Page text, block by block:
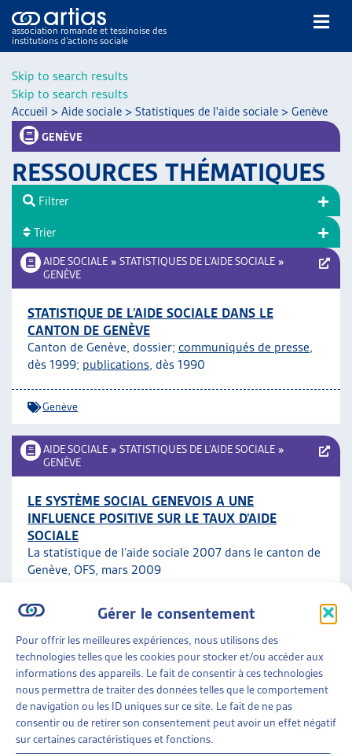
Skip to search results
Gérer le consentement
Pour offrir les meilleures expériences, nous utilisons des
technologies telles que les cookies pour stocker et/ou accéder aux
informations des appareils. Le fait de consentir à ces technologies
nous permettra de traiter des données telles que le comportement
de navigation ou les ID uniques sur ce site. Le fait de ne pas
consentir ou de retirer son consentement peut avoir un effet négatif
sur certaines caractéristiques et fonctions.
Skip to search results
association romande et tessinoise des
institutions d’actions sociale
NOS PUBLICATIONS
DOSSIERS DU MOIS
VEILLE
RESSOURCES
GUIDE SOCIAL ROMAND
AUTRES
ARTIAS
PROJETS ET ACTIVITÉS
Accueil > Aide sociale > Statistiques de l'aide sociale > Genève
GENÈVE
RESSOURCES THÉMATIQUES
AIDE SOCIALE » STATISTIQUES DE L’AIDE SOCIALE »
GENÈVE
STATISTIQUE DE L’AIDE SOCIALE DANS LE
CANTON DE GENÈVE
Canton de Genève, dossier; communiqués de presse,
dès 1999; publications, dès 1990
Genève
AIDE SOCIALE » STATISTIQUES DE L’AIDE SOCIALE »
GENÈVE
LE SYSTÈME SOCIAL GENEVOIS A UNE
INFLUENCE POSITIVE SUR LE TAUX D’AIDE
SOCIALE
La statistique de l’aide sociale 2007 dans le canton de
Genève, OFS, mars 2009
Genève
AIDE SOCIALE»STATISTIQUES DE L’AIDE SOCIALE»
GENÈVE
STATISTIQUE DE L’AIDE SOCIALE DANS LE
CANTON DE GENÈVE
Bernard Clerc, dossier du mois, mai 2004
Filtrer
Trier